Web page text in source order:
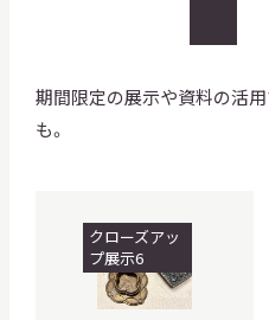
期間限定の展示や資料の活
も。
クローズアッ
プ展示6